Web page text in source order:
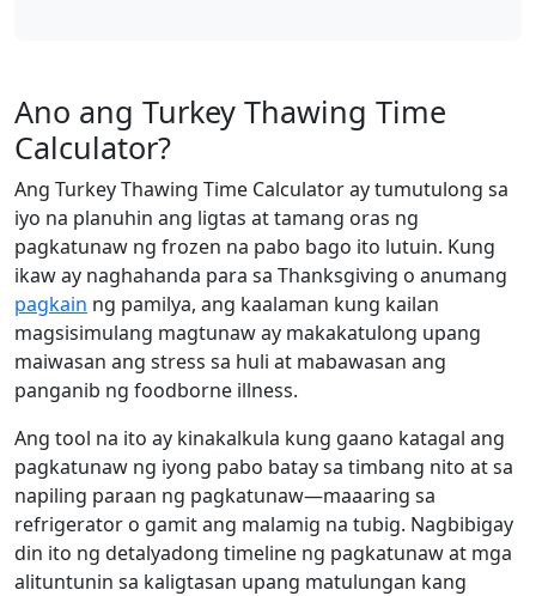
Ano ang Turkey Thawing Time
Calculator?
Ang Turkey Thawing Time Calculator ay tumutulong sa
iyo na planuhin ang ligtas at tamang oras ng
pagkatunaw ng frozen na pabo bago ito lutuin. Kung
ikaw ay naghahanda para sa Thanksgiving o anumang
pagkain ng pamilya, ang kaalaman kung kailan
magsisimulang magtunaw ay makakatulong upang
maiwasan ang stress sa huli at mabawasan ang
panganib ng foodborne illness.
Ang tool na ito ay kinakalkula kung gaano katagal ang
pagkatunaw ng iyong pabo batay sa timbang nito at sa
napiling paraan ng pagkatunaw—maaaring sa
refrigerator o gamit ang malamig na tubig. Nagbibigay
din ito ng detalyadong timeline ng pagkatunaw at mga
alituntunin sa kaligtasan upang matulungan kang